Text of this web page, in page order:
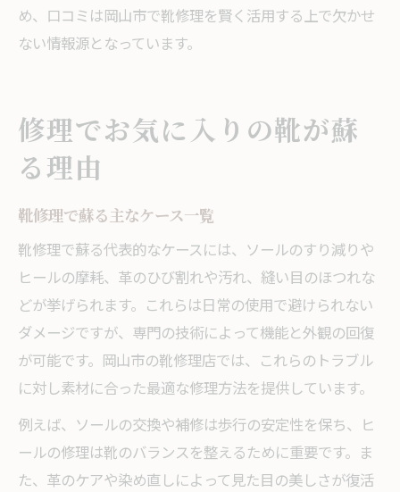
め、口コミは岡山市で靴修理を賢く活用する上で欠かせ
ない情報源となっています。
修理でお気に入りの靴が蘇
る理由
靴修理で蘇る主なケース一覧
靴修理で蘇る代表的なケースには、ソールのすり減りや
ヒールの摩耗、革のひび割れや汚れ、縫い目のほつれな
どが挙げられます。これらは日常の使用で避けられない
ダメージですが、専門の技術によって機能と外観の回復
が可能です。岡山市の靴修理店では、これらのトラブル
に対し素材に合った最適な修理方法を提供しています。
例えば、ソールの交換や補修は歩行の安定性を保ち、ヒ
ールの修理は靴のバランスを整えるために重要です。ま
た、革のケアや染め直しによって見た目の美しさが復活